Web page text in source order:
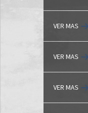
VER MAS
VER MAS
VER MAS